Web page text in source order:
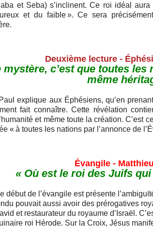
et Seba) s’inclinent. Ce roi idéal
et du faible ». Ce sera
Deuxième lecture -
mystère, c’est que toutes
même
explique aux Éphésiens, qu’en
fait connaître. Cette révélation
et même toute la création. C’est
« à toutes les nations par l’annonce de
Évangile -
« Où est le roi des Juifs
début de l’évangile est présente
pouvait aussi avoir des prérogatives
et restaurateur du royaume d’Israël.
roi Hérode. Sur la Croix, Jésus